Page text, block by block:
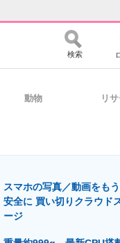
マーケ×ITの今がよく分か
検索
動物 リ
スマホの写真／動画をも
安全に 買い切りクラウド
ージ